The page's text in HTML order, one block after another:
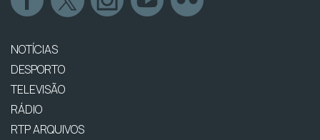
NOTÍCIAS
DESPORTO
TELEVISÃO
RÁDIO
RTP ARQUIVOS